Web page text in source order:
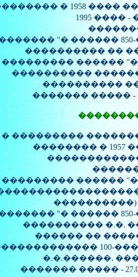
� 1958 ����
1995 ����
"� ������
���������� �� ��
������
����������
���������� ��)
������� ����� -
� ���������
�������� � 1957
������
����������)
"� ������
���������� �.�. ��
������ ��
100-
�.�.������. ����
������� ����� -